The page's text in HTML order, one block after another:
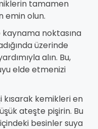
tamamen
emin olun.
noktasına
üzerinde
alın. Bu,
elde etmenizi
kemikleri en
ateşte pişirin. Bu
besinler suya